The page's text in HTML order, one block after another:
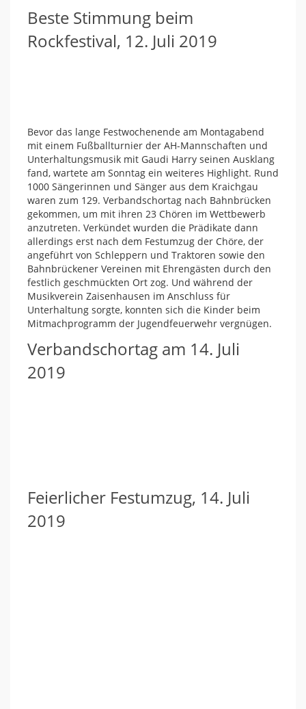
Beste Stimmung beim
Rockfestival, 12. Juli 2019
Bevor das lange Festwochenende am Montagabend
mit einem Fußballturnier der AH-Mannschaften und
Unterhaltungsmusik mit Gaudi Harry seinen Ausklang
fand, wartete am Sonntag ein weiteres Highlight. Rund
1000 Sängerinnen und Sänger aus dem Kraichgau
waren zum 129. Verbandschortag nach Bahnbrücken
gekommen, um mit ihren 23 Chören im Wettbewerb
anzutreten. Verkündet wurden die Prädikate dann
allerdings erst nach dem Festumzug der Chöre, der
angeführt von Schleppern und Traktoren sowie den
Bahnbrückener Vereinen mit Ehrengästen durch den
festlich geschmückten Ort zog. Und während der
Musikverein Zaisenhausen im Anschluss für
Unterhaltung sorgte, konnten sich die Kinder beim
Mitmachprogramm der Jugendfeuerwehr vergnügen.
Verbandschortag am 14. Juli
2019
Feierlicher Festumzug, 14. Juli
2019